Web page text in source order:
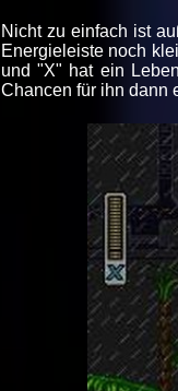
Nicht zu einfach ist
Energieleiste noch
und "X" hat ein
Chancen für ihn dann